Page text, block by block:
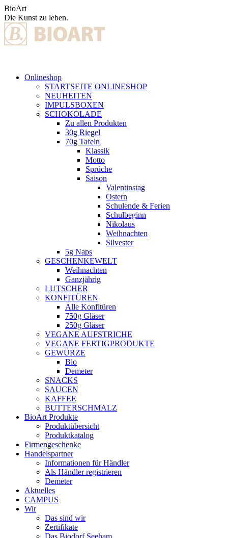
Zum
Inhalt
springen
BioArt
Die Kunst zu leben.
Onlineshop
STARTSEITE ONLINESHOP
NEUHEITEN
IMPULSBOXEN
SCHOKOLADE
Zu allen Produkten
30g Riegel
70g Tafeln
Klassik
Motto
Sprüche
Saison
Valentinstag
Ostern
Schulende & Ferien
Schulbeginn
Nikolaus
Weihnachten
Silvester
5g Naps
GESCHENKEWELT
Weihnachten
Ganzjährig
LUTSCHER
KONFITÜREN
Alle Konfitüren
750g Gläser
250g Gläser
VEGANE AUFSTRICHE
VEGANE FERTIGPRODUKTE
GEWÜRZE
Bio
Demeter
SNACKS
SAUCEN
KAFFEE
BUTTERSCHMALZ
BioArt Produkte
Produktübersicht
Produktkatalog
Firmengeschenke
Handelspartner
Informationen für Händler
Als Händler registrieren
Demeter
Aktuelles
CAMPUS
Wir
Das sind wir
Zertifikate
Das Biodorf Seeham